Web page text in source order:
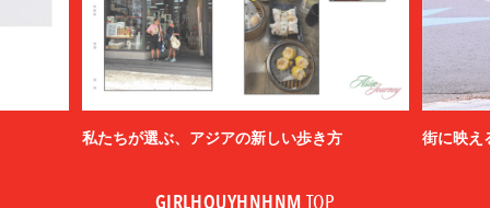
私たちが選ぶ、アジアの新しい歩き方 街に映え